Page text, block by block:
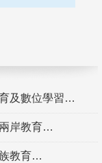
及數位學習
岸教育
教育